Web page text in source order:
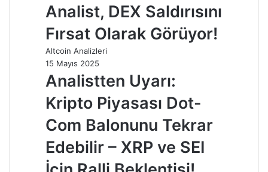
Analist, DEX Saldırısını
Fırsat Olarak Görüyor!
Altcoin Analizleri
15 Mayıs 2025
Analistten Uyarı:
Kripto Piyasası Dot-
Com Balonunu Tekrar
Edebilir – XRP ve SEI